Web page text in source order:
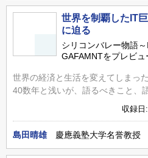
世界を制覇したIT
に迫る
シリコンバレー物語
GAFAMNTをプレビュ
世界の経済と生活を変えてしまっ
40数年と浅いが、語るべきこと、
収録
島田晴雄 慶應義塾大学名誉教授